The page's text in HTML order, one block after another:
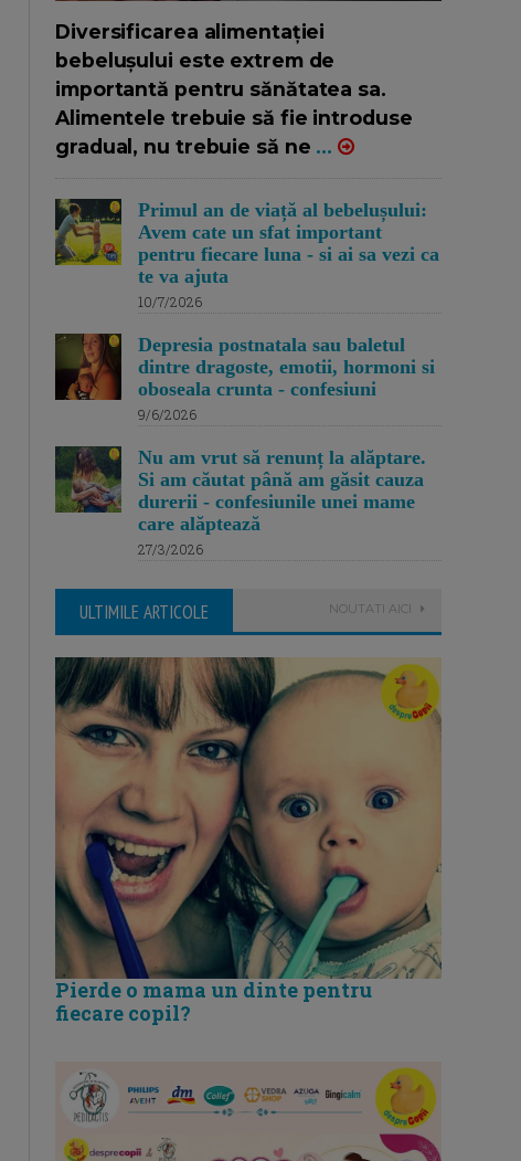
Diversificarea alimentației
bebelușului este extrem de
importantă pentru sănătatea sa.
Alimentele trebuie să fie introduse
gradual, nu trebuie să ne ...
Primul an de viață al bebelușului:
Avem cate un sfat important
pentru fiecare luna - si ai sa vezi ca
te va ajuta
10/7/2026
Depresia postnatala sau baletul
dintre dragoste, emotii, hormoni si
oboseala crunta - confesiuni
9/6/2026
Nu am vrut să renunț la alăptare.
Si am căutat până am găsit cauza
durerii - confesiunile unei mame
care alăptează
27/3/2026
ULTIMILE ARTICOLE NOUTATI AICI
Pierde o mama un dinte pentru
fiecare copil?